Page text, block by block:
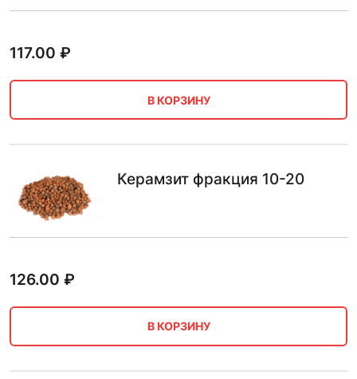
117.00 ₽
В КОРЗИНУ
Керамзит фракция 10-20
126.00 ₽
В КОРЗИНУ